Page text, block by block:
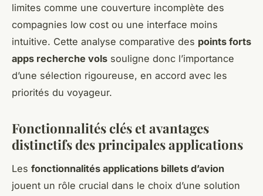
limites comme une couverture incomplète des
compagnies low cost ou une interface moins
intuitive. Cette analyse comparative des points forts
apps recherche vols souligne donc l’importance
d’une sélection rigoureuse, en accord avec les
priorités du voyageur.
Fonctionnalités clés et avantages
distinctifs des principales applications
Les fonctionnalités applications billets d’avion
jouent un rôle crucial dans le choix d’une solution